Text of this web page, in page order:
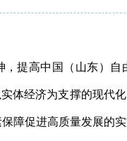
提高中国（山东）
体经济为支撑的现代
障促进高质量发展的实